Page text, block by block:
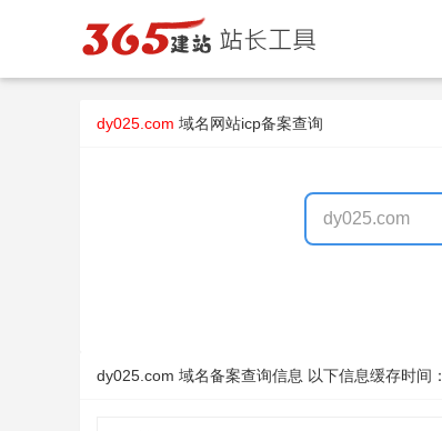
dy025.com 域名网站icp备案查询
dy025.com 域名备案查询信息 以下信息缓存时间：